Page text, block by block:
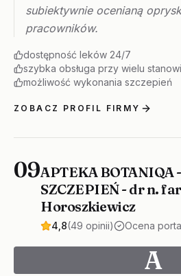
subiektywnie ocenianą
pracowników.
dostępność leków 24/7
szybka obsługa przy wielu
możliwość wykonania szczepień
ZOBACZ PROFIL FIRMY
09APTEKA BOTANIQA
SZCZEPIEŃ - dr n.
Horoszkiewicz
4,8(49 opinii) Ocena
A